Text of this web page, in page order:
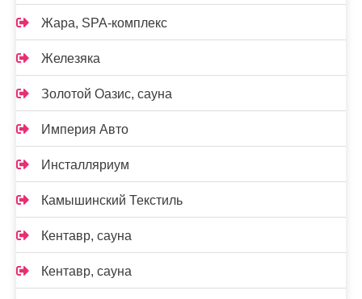
Жара, SPA-комплекс
Железяка
Золотой Оазис, сауна
Империя Авто
Инсталляриум
Камышинский Текстиль
Кентавр, сауна
Кентавр, сауна